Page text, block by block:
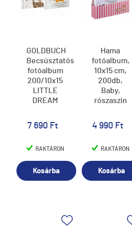
GOLDBUCH
Becsúsztatós
fotóalbum
200/10x15
LITTLE
DREAM
7 690 Ft
RAKTÁRON
Kosárba
Hama
fotóalbum,
10x15 cm,
200db,
Baby,
rószaszín
4 990 Ft
RAKTÁRON
Kosárba